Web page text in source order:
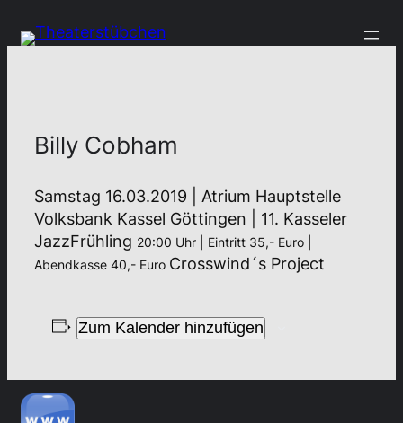
Billy Cobham
Samstag 16.03.2019 | Atrium Hauptstelle
Volksbank Kassel Göttingen | 11. Kasseler
JazzFrühling 20:00 Uhr | Eintritt 35,- Euro |
Abendkasse 40,- Euro Crosswind´s Project
Zum Kalender hinzufügen